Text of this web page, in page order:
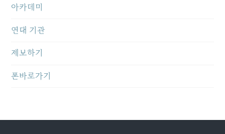
아카데미
연대 기관
제보하기
폰바로가기